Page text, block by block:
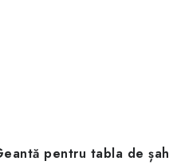
pentru tabla de șah